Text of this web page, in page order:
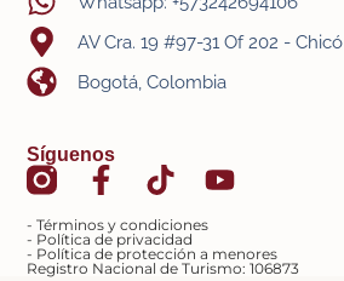
AV Cra. 19 #97-31 Of 202 - Chicó
Bogotá, Colombia
Síguenos
- Términos y condiciones
- Política de privacidad
- Política de protección a menores
Registro Nacional de Turismo: 106873